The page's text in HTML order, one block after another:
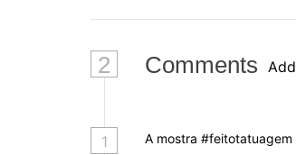
o
s
2 Comments
1 A mostra